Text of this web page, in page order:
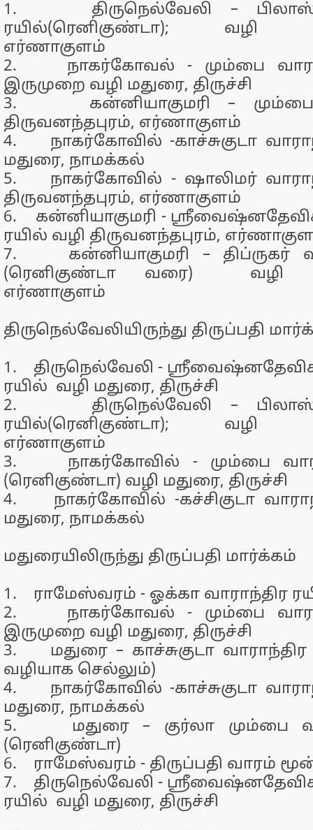
1. திருநெல்வேலி –
ரயில்(ரெனிகுண்டா); வழி
எர்ணாகுளம்
2. நாகர்கோவல் - மும்பை
இருமுறை வழி மதுரை, திருச்சி
3. கன்னியாகுமரி – மும்பை
திருவனந்தபுரம், எர்ணாகுளம்
4. நாகர்கோவில் -காச்சுகுடா
மதுரை, நாமக்கல்
5. நாகர்கோவில் - ஷாலிமர்
திருவனந்தபுரம், எர்ணாகுளம்
6. கன்னியாகுமரி -
ரயில் வழி திருவனந்தபுரம்,
7. கன்னியாகுமரி – திப்ருகர்
(ரெனிகுண்டா வரை) வழி
எர்ணாகுளம்
திருநெல்வேலியிருந்து திருப்பதி
1. திருநெல்வேலி -
ரயில் வழி மதுரை, திருச்சி
2. திருநெல்வேலி –
ரயில்(ரெனிகுண்டா); வழி
எர்ணாகுளம்
3. நாகர்கோவில் - மும்பை
(ரெனிகுண்டா) வழி மதுரை, திருச்சி
4. நாகர்கோவில் -கச்சிகுடா
மதுரை, நாமக்கல்
மதுரையிலிருந்து திருப்பதி மார்க்கம்
1. ராமேஸ்வரம் - ஓக்கா வாராந்திர
2. நாகர்கோவல் - மும்பை
இருமுறை வழி மதுரை, திருச்சி
3. மதுரை – காச்சுகுடா
வழியாக செல்லும்)
4. நாகர்கோவில் -காச்சுகுடா
மதுரை, நாமக்கல்
5. மதுரை – குர்லா மும்பை
(ரெனிகுண்டா)
6. ராமேஸ்வரம் - திருப்பதி வாரம்
7. திருநெல்வேலி -
ரயில் வழி மதுரை, திருச்சி